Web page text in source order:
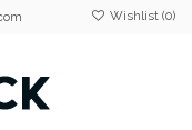
Wishlist (0)